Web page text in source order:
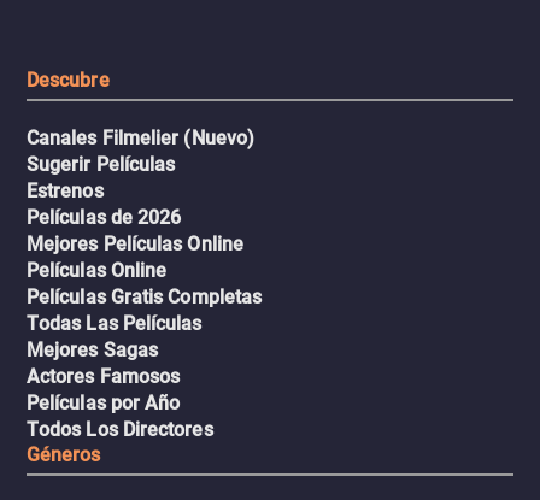
Descubre
Canales Filmelier (Nuevo)
Sugerir Películas
Estrenos
Películas de 2026
Mejores Películas Online
Películas Online
Películas Gratis Completas
Todas Las Películas
Mejores Sagas
Actores Famosos
Películas por Año
Todos Los Directores
Géneros